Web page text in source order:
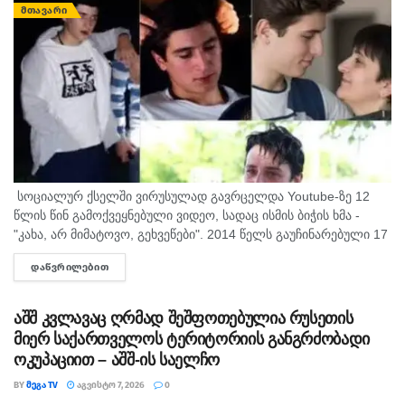
ᲛᲗᲐᲕᲐᲠᲘ
სოციალურ ქსელში ვირუსულად გავრცელდა Youtube-ზე 12
წლის წინ გამოქვეყნებული ვიდეო, სადაც ისმის ბიჭის ხმა -
"კახა, არ მიმატოვო, გეხვეწები". 2014 წელს გაუჩინარებული 17
წლის გურამ დადიანიძის დედა, სოფიო ბიბილაშვილი
აცხადებს,...
ᲓᲐᲬᲕᲠᲘᲚᲔᲑᲘᲗ
აშშ კვლავაც ღრმად შეშფოთებულია რუსეთის
მიერ საქართველოს ტერიტორიის განგრძობადი
ოკუპაციით – აშშ-ის საელჩო
BYᲛᲔᲒᲐ TV ᲐᲒᲕᲘᲡᲢᲝ 7, 2026 0